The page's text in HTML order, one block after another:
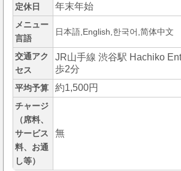
定休日 年末年始
メニュー
言語
日本語,English,한국어,简体中文
交通アク
セス
JR山手線 渋谷駅 Hachiko
歩2分
平均予算 約1,500円
チャージ
（席料、
サービス
料、お通
し等）
無